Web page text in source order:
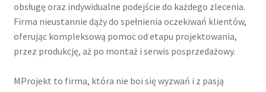
obsługę oraz indywidualne podejście do każdego zlecenia.
Firma nieustannie dąży do spełnienia oczekiwań klientów,
oferując kompleksową pomoc od etapu projektowania,
przez produkcję, aż po montaż i serwis posprzedażowy.
MProjekt to firma, która nie boi się wyzwań i z pasją